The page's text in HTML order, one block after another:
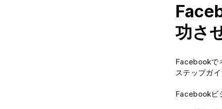
功さ
Facebookで
ステップガ
Facebookビ